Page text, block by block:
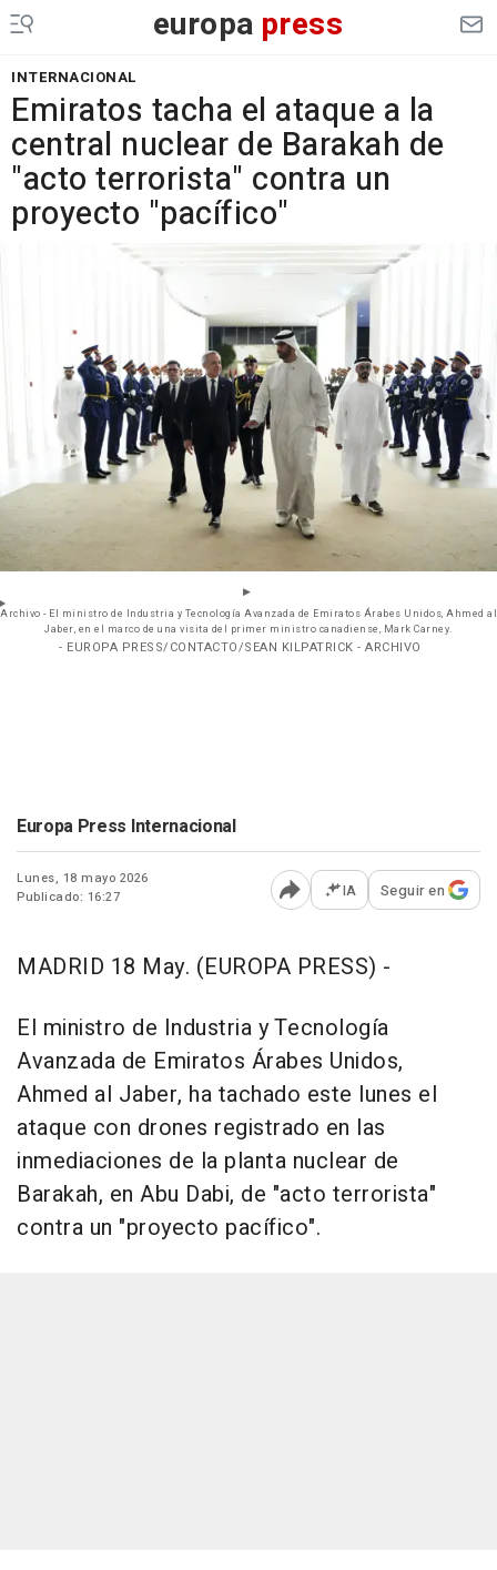
europa press
INTERNACIONAL
Emiratos tacha el ataque a la
central nuclear de Barakah de
"acto terrorista" contra un
proyecto "pacífico"
Archivo - El ministro de Industria y Tecnología Avanzada de Emiratos Árabes Unidos, Ahmed al
Jaber, en el marco de una visita del primer ministro canadiense, Mark Carney.
- EUROPA PRESS/CONTACTO/SEAN KILPATRICK - ARCHIVO
Europa Press Internacional
Lunes, 18 mayo 2026
Publicado: 16:27
Abrir opciones para
IA Seguir en
MADRID 18 May. (EUROPA PRESS) -
El ministro de Industria y Tecnología
Avanzada de Emiratos Árabes Unidos,
Ahmed al Jaber, ha tachado este lunes el
ataque con drones registrado en las
inmediaciones de la planta nuclear de
Barakah, en Abu Dabi, de "acto terrorista"
contra un "proyecto pacífico".